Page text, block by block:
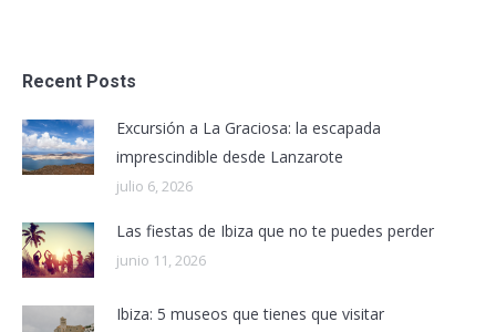
Recent Posts
Excursión a La Graciosa: la escapada
imprescindible desde Lanzarote
julio 6, 2026
Las fiestas de Ibiza que no te puedes perder
junio 11, 2026
Ibiza: 5 museos que tienes que visitar